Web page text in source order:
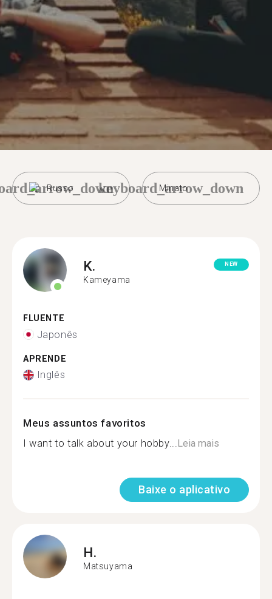
Russo Minato
keyboard_arrow_down
K.
Kameyama
NEW
FLUENTE
Japonês
APRENDE
Inglês
Meus assuntos favoritos
I want to talk about your hobby...Leia mais
Baixe o aplicativo
H.
Matsuyama